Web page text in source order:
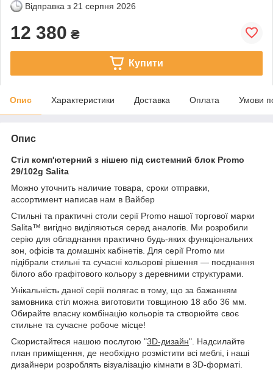
Відправка з 21 серпня 2026
12 380 ₴
Купити
Опис Характеристики Доставка Оплата Умови
Опис
Стіл комп'ютерний з нішею під системний блок Promo
29/102g Salita
Можно уточнить наличие товара, сроки отправки,
ассортимент написав нам в Вайбер
Стильні та практичні столи серії Promo нашої торгової марки
Salita™ вигідно виділяються серед аналогів. Ми розробили
серію для обладнання практично будь-яких функціональних
зон, офісів та домашніх кабінетів. Для серії Promo ми
підібрали стильні та сучасні кольорові рішення — поєднання
білого або графітового кольору з деревними структурами.
Унікальність даної серії полягає в тому, що за бажанням
замовника стіл можна виготовити товщиною 18 або 36 мм.
Обирайте власну комбінацію кольорів та створюйте своє
стильне та сучасне робоче місце!
Скористайтеся нашою послугою "3D-дизайн". Надсилайте
план приміщення, де необхідно розмістити всі меблі, і наші
дизайнери розроблять візуалізацію кімнати в 3D-форматі.